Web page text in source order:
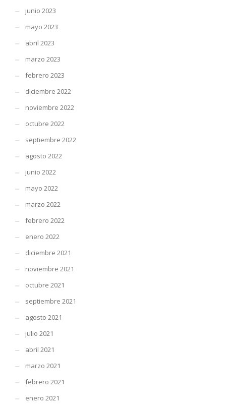
junio 2023
mayo 2023
abril 2023
marzo 2023
febrero 2023
diciembre 2022
noviembre 2022
octubre 2022
septiembre 2022
agosto 2022
junio 2022
mayo 2022
marzo 2022
febrero 2022
enero 2022
diciembre 2021
noviembre 2021
octubre 2021
septiembre 2021
agosto 2021
julio 2021
abril 2021
marzo 2021
febrero 2021
enero 2021